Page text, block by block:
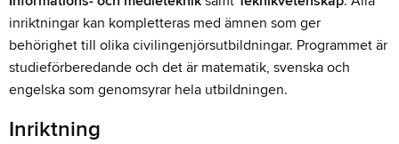
inriktningar kan kompletteras med ämnen som ger
behörighet till olika civilingenjörsutbildningar. Programmet är
studieförberedande och det är matematik, svenska och
engelska som genomsyrar hela utbildningen.
Inriktning